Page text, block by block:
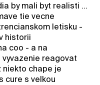
by mali byt realisti ...
tie vecne
letisku -
historii
coo - a na
reagovat
niekto chape je
cure s velkou